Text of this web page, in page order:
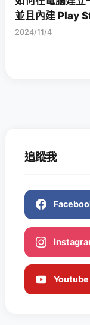
並且內建 Play
2024/11/4
追蹤我
Youtube